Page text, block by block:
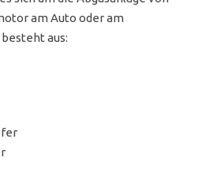
am Auto oder am
aus: